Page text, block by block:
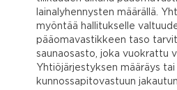
lainalyhennysten määrällä.
myöntää hallitukselle
pääomavastikkeen taso
saunaosasto, joka vuokrattu
Yhtiöjärjestyksen määräys
kunnossapitovastuun